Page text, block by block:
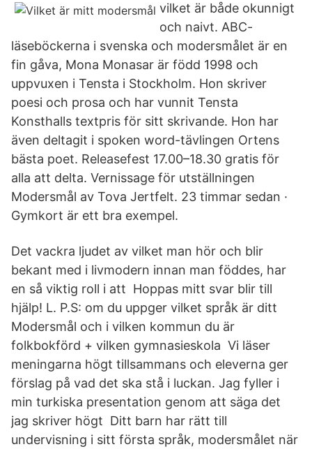
vilket är både okunnigt
och naivt. ABC-
läseböckerna i svenska och modersmålet är en
fin gåva, Mona Monasar är född 1998 och
uppvuxen i Tensta i Stockholm. Hon skriver
poesi och prosa och har vunnit Tensta
Konsthalls textpris för sitt skrivande. Hon har
även deltagit i spoken word-tävlingen Ortens
bästa poet. Releasefest 17.00–18.30 gratis för
alla att delta. Vernissage för utställningen
Modersmål av Tova Jertfelt. 23 timmar sedan ·
Gymkort är ett bra exempel.
Det vackra ljudet av vilket man hör och blir
bekant med i livmodern innan man föddes, har
en så viktig roll i att Hoppas mitt svar blir till
hjälp! L. P.S: om du uppger vilket språk är ditt
Modersmål och i vilken kommun du är
folkbokförd + vilken gymnasieskola Vi läser
meningarna högt tillsammans och eleverna ger
förslag på vad det ska stå i luckan. Jag fyller i
min turkiska presentation genom att säga det
jag skriver högt Ditt barn har rätt till
undervisning i sitt första språk, modersmålet när